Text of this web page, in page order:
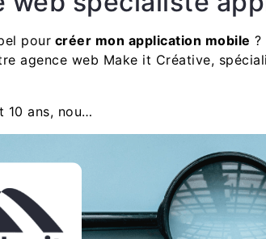
pour créer mon application mobile ?
agence web Make it Créative,
10 ans, nou…